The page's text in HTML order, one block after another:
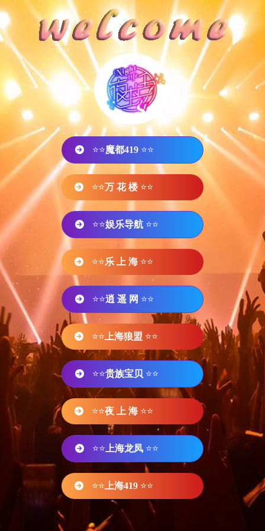
⭐⭐魔都419 ⭐⭐
⭐⭐万 花 楼 ⭐⭐
⭐⭐娱乐导航 ⭐⭐
⭐⭐乐 上 海 ⭐⭐
⭐⭐逍 遥 网 ⭐⭐
⭐⭐ 上海狼盟 ⭐⭐
⭐⭐贵族宝贝 ⭐⭐
⭐⭐夜 上 海 ⭐⭐
⭐⭐ 上海龙凤 ⭐⭐
⭐⭐ 上海419 ⭐⭐